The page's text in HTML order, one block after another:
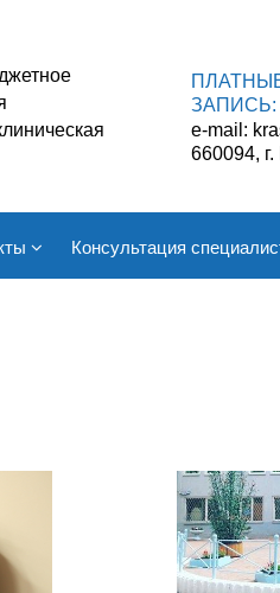
ЗАПИСЬ:
e-mail:
660094,
Консультация